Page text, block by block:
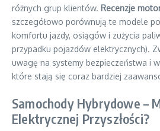
różnych grup klientów. Recenzje
szczegółowo porównują te modele
komfortu jazdy, osiągów i zużycia
przypadku pojazdów elektrycznych).
uwagę na systemy bezpieczeństwa i
które stają się coraz bardziej
Samochody Hybrydowe –
Elektrycznej Przyszłości?